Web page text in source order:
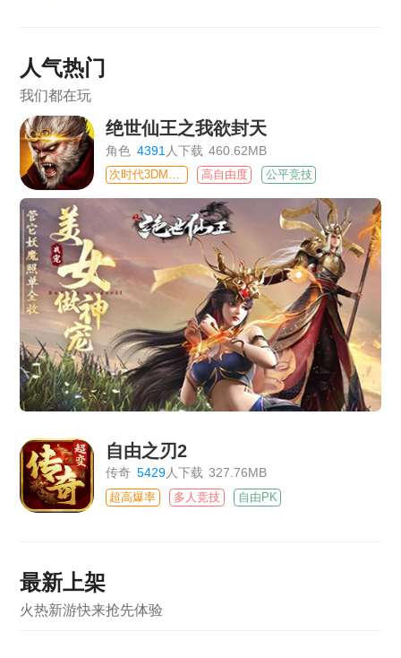
人气热门
我们都在玩
绝世仙王之我欲封天
角色 4391 人下载 460.62MB
高自由度 公平竞技
自由之刃2
传奇 5429人下载 327.76MB
超高爆率 多人竞技 自由PK
最新上架
火热新游快来抢先体验